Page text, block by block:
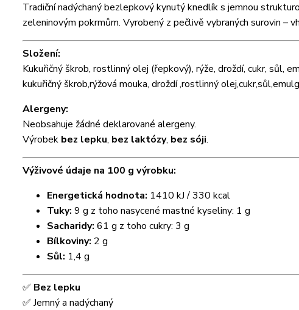
Tradiční nadýchaný bezlepkový kynutý knedlík s jemnou
zeleninovým pokrmům. Vyrobený z pečlivě vybraných surovin –
Složení:
Kukuřičný škrob, rostlinný olej (řepkový), rýže, droždí, cukr, sůl,
kukuřičný škrob,rýžová mouka, droždí ,rostlinný
Alergeny:
Neobsahuje žádné deklarované alergeny.
Výrobek bez lepku, bez laktózy, bez sóji.
Výživové údaje na 100 g výrobku:
Energetická hodnota: 1410 kJ / 330 kcal
Tuky: 9 g z toho nasycené mastné kyseliny: 1 g
Sacharidy: 61 g z toho cukry: 3 g
Bílkoviny: 2 g
Sůl: 1,4 g
✅ Bez lepku
✅ Jemný a nadýchaný